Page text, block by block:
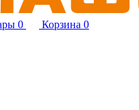
0 Корзина 0